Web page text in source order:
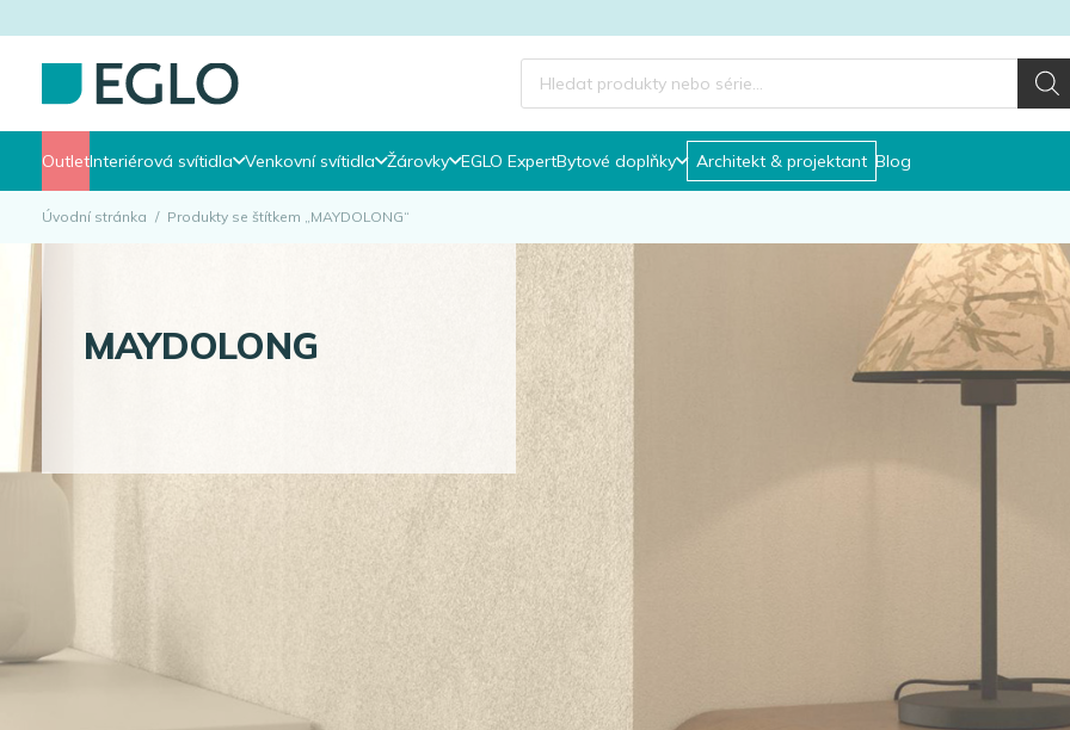
Products
search
OutletInteriérová svítidla Venkovní svítidla Žárovky EGLO ExpertBytové doplňky Architekt & projektant Blog
Úvodní stránka / Produkty se štítkem „MAYDOLONG“
MAYDOLONG